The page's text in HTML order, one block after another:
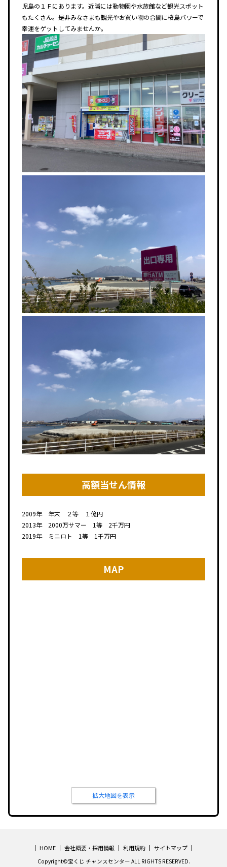
児島の１Ｆにあります。近隣には動物園や水族館など観光スポット
もたくさん。是非みなさまも観光やお買い物の合間に桜島パワーで
幸運をゲットしてみませんか。
高額当せん情報
2009年 年末 ２等 １億円
2013年 2000万サマー 1等 2千万円
2019年 ミニロト 1等 1千万円
MAP
拡大地図を表示
HOME 会社概要・採用情報 利用規約 サイトマップ
Copyright©宝くじ チャンスセンター ALL RIGHTS RESERVED.